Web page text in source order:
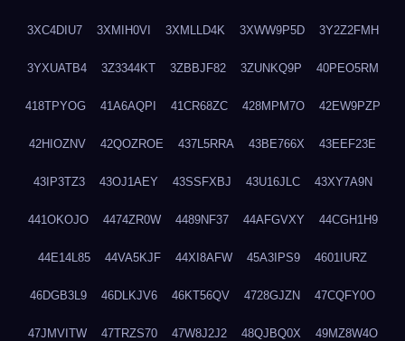
3XC4DIU7 3XMIH0VI 3XMLLD4K 3XWW9P5D 3Y2Z2FMH
3YXUATB4 3Z3344KT 3ZBBJF82 3ZUNKQ9P 40PEO5RM
418TPYOG 41A6AQPI 41CR68ZC 428MPM7O 42EW9PZP
42HIOZNV 42QOZROE 437L5RRA 43BE766X 43EEF23E
43IP3TZ3 43OJ1AEY 43SSFXBJ 43U16JLC 43XY7A9N
441OKOJO 4474ZR0W 4489NF37 44AFGVXY 44CGH1H9
44E14L85 44VA5KJF 44XI8AFW 45A3IPS9 4601IURZ
46DGB3L9 46DLKJV6 46KT56QV 4728GJZN 47CQFY0O
47JMVITW 47TRZS70 47W8J2J2 48QJBQ0X 49MZ8W4O